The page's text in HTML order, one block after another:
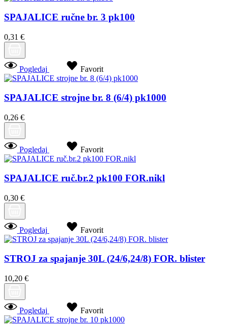
SPAJALICE ručne br. 3 pk100
0,31 €
Pogledaj Favorit
SPAJALICE strojne br. 8 (6/4) pk1000
0,26 €
Pogledaj Favorit
SPAJALICE ruč.br.2 pk100 FOR.nikl
0,30 €
Pogledaj Favorit
STROJ za spajanje 30L (24/6,24/8) FOR. blister
10,20 €
Pogledaj Favorit